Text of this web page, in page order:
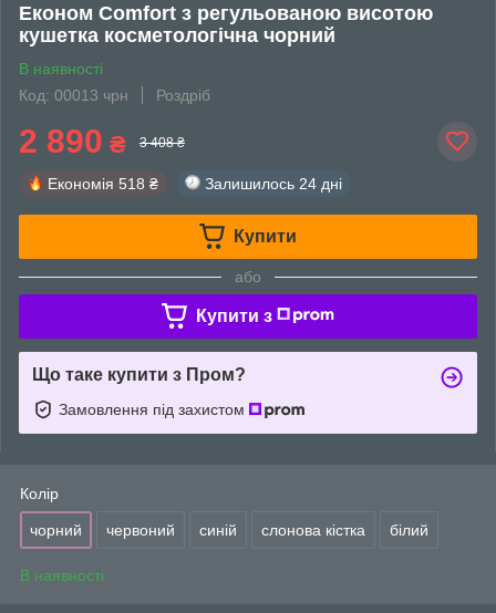
Економ Comfort з регульованою висотою
кушетка косметологічна чорний
В наявності
Код: 00013 чрн
Роздріб
2 890 ₴ 3 408 ₴
Економія 518 ₴ Залишилось 24 дні
Купити
або
Купити з
Що таке купити з Пром?
Замовлення під захистом
Колір
чорний червоний синій слонова кістка білий
В наявності